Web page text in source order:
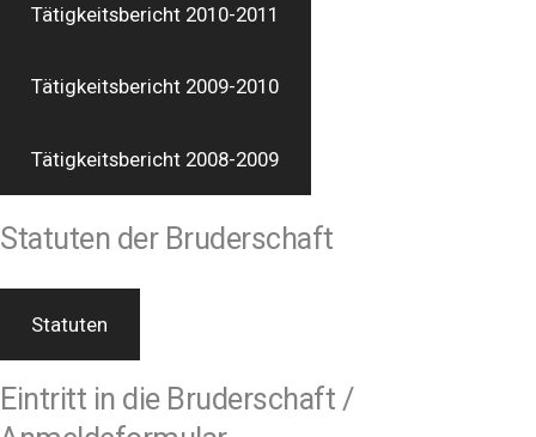
Tätigkeitsbericht 2010-2011
Tätigkeitsbericht 2009-2010
Tätigkeitsbericht 2008-2009
Statuten der Bruderschaft
Statuten
Eintritt in die Bruderschaft /